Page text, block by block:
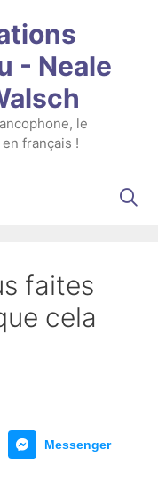
- Neale
le
français !
faites
cela
Messenger